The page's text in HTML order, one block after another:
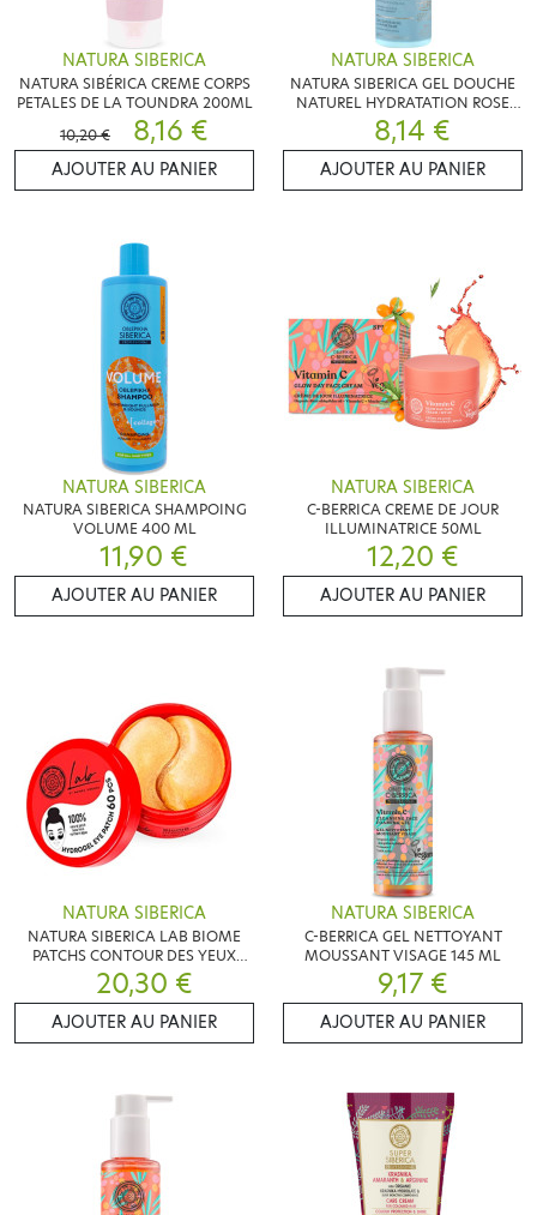
NATURA SIBERICA
NATURA SIBÉRICA CREME CORPS
PETALES DE LA TOUNDRA 200ML
10,20 €
8,16 €
AJOUTER AU PANIER
NATURA SIBERICA
NATURA SIBERICA GEL DOUCHE
NATUREL HYDRATATION ROSE
POLAIRE 400ML
8,14 €
AJOUTER AU PANIER
NATURA SIBERICA
NATURA SIBERICA SHAMPOING
VOLUME 400 ML
11,90 €
AJOUTER AU PANIER
NATURA SIBERICA
C-BERRICA CREME DE JOUR
ILLUMINATRICE 50ML
12,20 €
AJOUTER AU PANIER
NATURA SIBERICA
NATURA SIBERICA LAB BIOME
PATCHS CONTOUR DES YEUX
EFFET JEUNESSE 60 PATCHS
20,30 €
AJOUTER AU PANIER
NATURA SIBERICA
C-BERRICA GEL NETTOYANT
MOUSSANT VISAGE 145 ML
9,17 €
AJOUTER AU PANIER